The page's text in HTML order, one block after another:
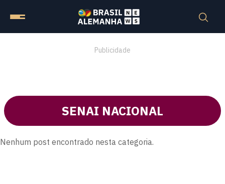
Publicidade
SENAI NACIONAL
Nenhum post encontrado nesta categoria.